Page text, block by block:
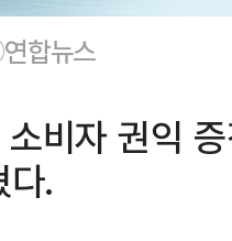
합뉴스
비자 권익
.